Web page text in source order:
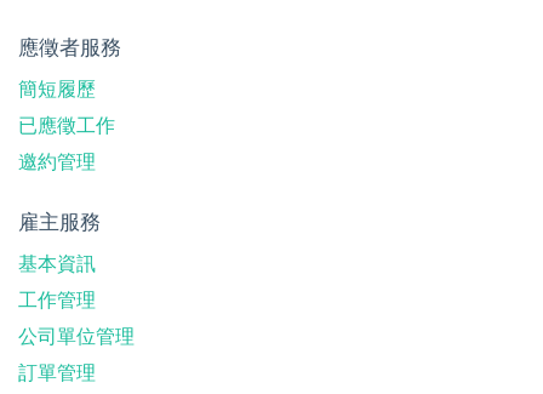
應徵者服務
簡短履歷
已應徵工作
邀約管理
雇主服務
基本資訊
工作管理
公司單位管理
訂單管理